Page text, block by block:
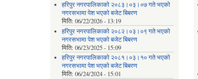
हरिपुर नगरपालिकाको २०८३।०३।०७ गते भएको
नगरसभामा पेश भएको बजेट बिबरण
मिति: 06/22/2026 - 13:19
हरिपुर नगरपालिकाको २०८२।०३।०९ गते भएको
नगरसभामा पेश भएको बजेट बिबरण
मिति: 06/23/2025 - 15:09
हरिपुर नगरपालिकाको २०८१।०३।१० गते भएको
नगरसभामा पेश भएको बजेट बिबरण
मिति: 06/24/2024 - 15:01